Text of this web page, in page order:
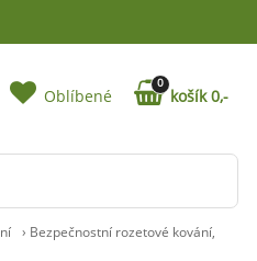
› Bezpečnostní rozetové kování,
Oblíbené
0
košík 0,-